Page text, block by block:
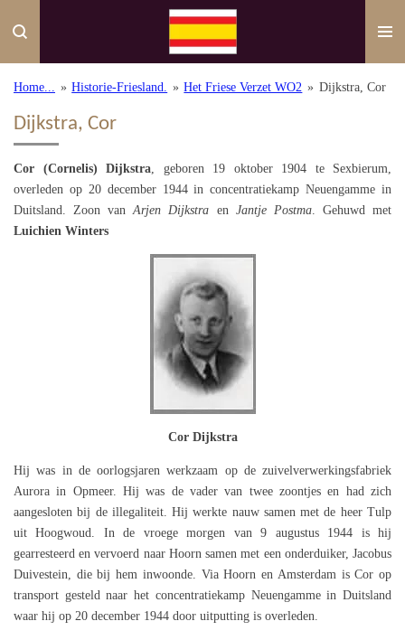
direct
de
Home... » Historie-Friesland. » Het Friese Verzet WO2 » Dijkstra, Cor
Dijkstra, Cor
Cor (Cornelis) Dijkstra, geboren 19 oktober 1904 te Sexbierum,
overleden op 20 december 1944 in concentratiekamp Neuengamme in
Duitsland. Zoon vanArjen Dijkstra en Jantje Postma. Gehuwd met
Luichien Winters
Cor Dijkstra
Hij was in de oorlogsjaren werkzaam op de zuivelverwerkingsfabriek
Aurora in Opmeer. Hij was de vader van twee zoontjes en had zich
aangesloten bij de illegaliteit. Hij werkte nauw samen met de heer Tulp
uit Hoogwoud. In de vroege morgen van 9 augustus 1944 is hij
gearresteerd en vervoerd naar Hoorn samen met een onderduiker, Jacobus
Duivestein, die bij hem inwoonde. Via Hoorn en Amsterdam is Cor op
transport gesteld naar het concentratiekamp Neuengamme in Duitsland
waar hij op 20 december 1944 door uitputting is overleden.